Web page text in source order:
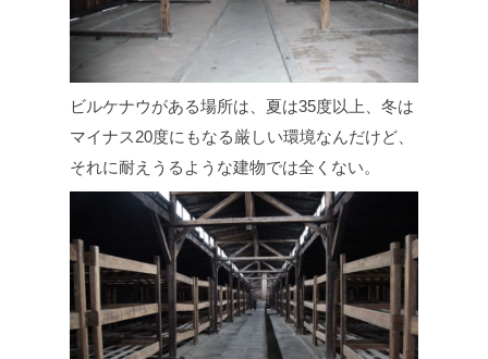
ビルケナウがある場所は、夏は35度以上、冬は
マイナス20度にもなる厳しい環境なんだけど、
それに耐えうるような建物では全くない。